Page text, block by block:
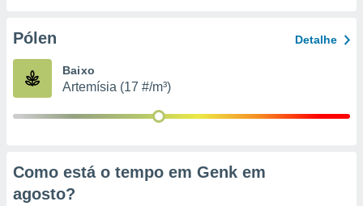
através
estudos
e
Pólen Detalhe
Baixo
Artemísia (17 #/m³)
Como está o tempo em Genk em
agosto?